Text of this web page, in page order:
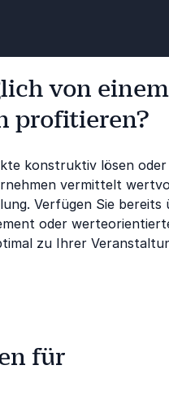
von einem
profitieren?
konstruktiv lösen
vermittelt
Verfügen Sie bereits
oder
zu Ihrer
für